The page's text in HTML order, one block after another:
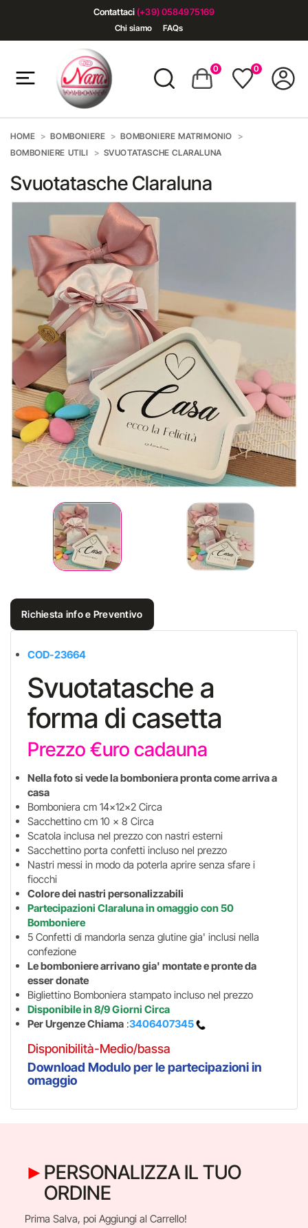
Contattaci (+39) 0584975169
Chi siamo FAQs
0 0
HOME BOMBONIERE
BOMBONIERE MATRIMONIO
BOMBONIERE UTILI
SVUOTATASCHE CLARALUNA
Svuotatasche Claraluna
Richiesta info e Preventivo
COD-23664
Svuotatasche a
forma di casetta
Prezzo €uro cadauna
Nella foto si vede la bomboniera pronta come arriva a
casa
Bomboniera cm 14x12x2 Circa
Sacchettino cm 10 x 8 Circa
Scatola inclusa nel prezzo con nastri esterni
Sacchettino porta confetti incluso nel prezzo
Nastri messi in modo da poterla aprire senza sfare i
fiocchi
Colore dei nastri personalizzabili
Partecipazioni Claraluna in omaggiocon 50
Bomboniere
5 Confetti di mandorla senza glutine gia' inclusi nella
confezione
Le bomboniere arrivano gia' montate e pronte da
esser donate
Bigliettino Bomboniera stampato incluso nel prezzo
Disponibile in 8/9 Giorni Circa
Per Urgenze Chiama :3406407345
Disponibilità-Medio/bassa
Download Modulo per le partecipazioni in
omaggio
PERSONALIZZA IL TUO
ORDINE
Prima Salva, poi Aggiungi al Carrello!